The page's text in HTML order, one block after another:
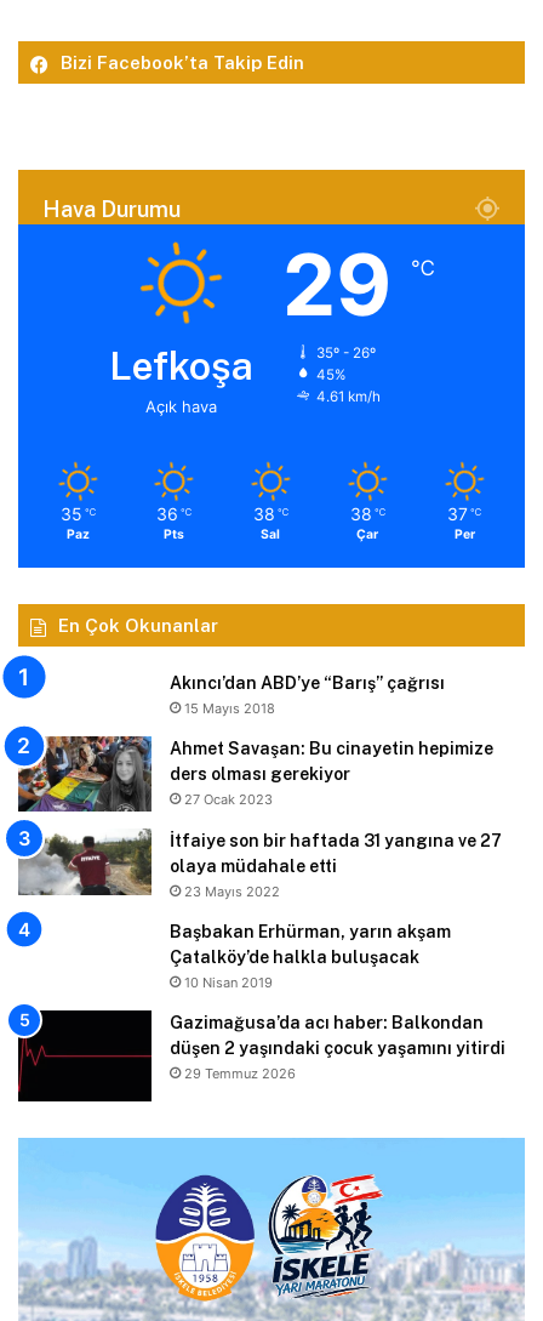
Bizi Facebook’ta Takip Edin
Hava Durumu
Lefkoşa
Açık hava
29 ℃
35º - 26º
45%
4.61 km/h
35 ℃
Paz
36 ℃
Pts
38 ℃
Sal
38 ℃
Çar
37 ℃
Per
En Çok Okunanlar
Akıncı’dan ABD’ye “Barış” çağrısı
15 Mayıs 2018
Ahmet Savaşan: Bu cinayetin hepimize
ders olması gerekiyor
27 Ocak 2023
İtfaiye son bir haftada 31 yangına ve 27
olaya müdahale etti
23 Mayıs 2022
Başbakan Erhürman, yarın akşam
Çatalköy’de halkla buluşacak
10 Nisan 2019
Gazimağusa’da acı haber: Balkondan
düşen 2 yaşındaki çocuk yaşamını yitirdi
29 Temmuz 2026